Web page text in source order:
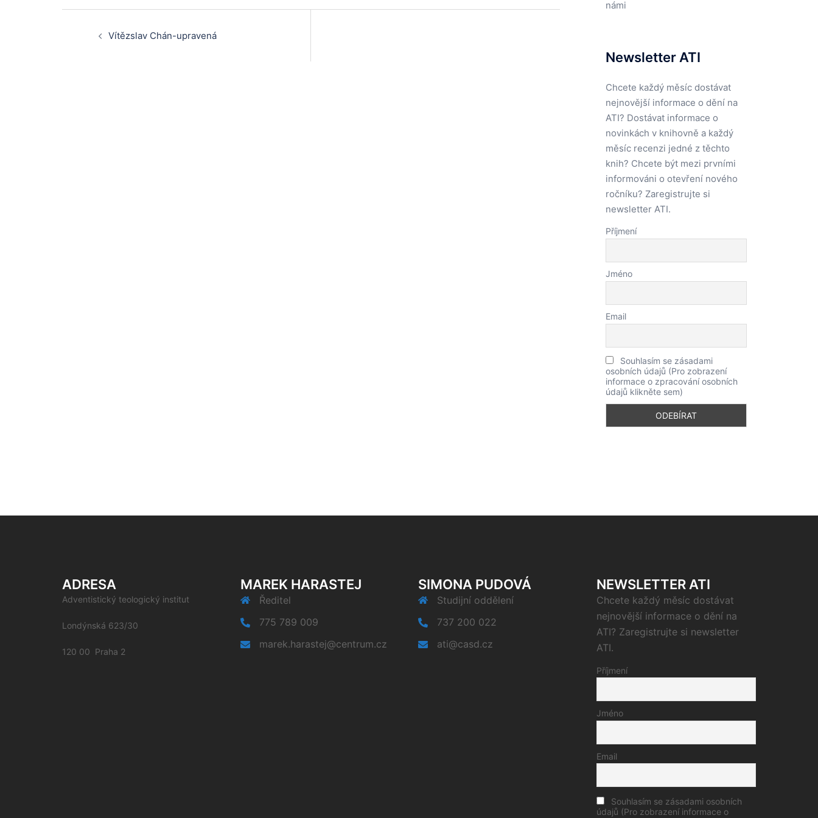
PostVítězslav Chán-upravená
námi
Newsletter ATI
Chcete každý měsíc dostávat
nejnovější informace o dění na
ATI? Dostávat informace o
novinkách v knihovně a každý
měsíc recenzi jedné z těchto
knih? Chcete být mezi prvními
informováni o otevření nového
ročníku? Zaregistrujte si
newsletter ATI.
Příjmení
Jméno
Email
Souhlasím se zásadami
osobních údajů (Pro zobrazení
informace o zpracování osobních
údajů klikněte sem)
ADRESA
Adventistický teologický institut
Londýnská 623/30
120 00 Praha 2
MAREK HARASTEJ
Ředitel
775 789 009
marek.harastej@centrum.cz
SIMONA PUDOVÁ
Studijní oddělení
737 200 022
ati@casd.cz
NEWSLETTER ATI
Chcete každý měsíc dostávat
nejnovější informace o dění na
ATI? Zaregistrujte si newsletter
ATI.
Příjmení
Jméno
Email
Souhlasím se zásadami osobních
údajů (Pro zobrazení informace o